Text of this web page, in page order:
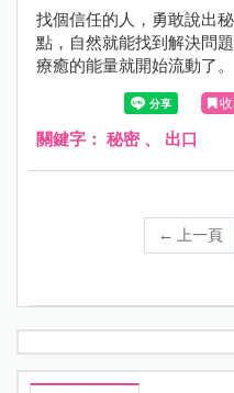
找個信任的人，勇敢說出
點，自然就能找到解決問
療癒的能量就開始流動了。
關鍵字： 秘密、 出口
← 上一頁